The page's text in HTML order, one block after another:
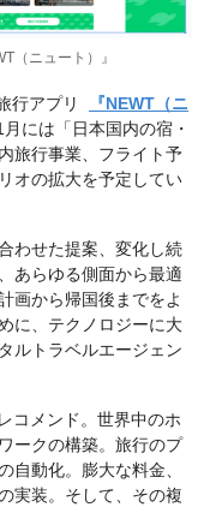
（ニュート）』
行アプリ
『NEWT（ニ
には「日本国内の宿・
旅行事業、フライト予
オの拡大を予定してい
わせた提案、変化し続
あらゆる側面から最適
画から帰国後までをよ
に、テクノロジーに大
ルトラベルエージェン
コメンド。世界中のホ
ークの構築。旅行のプ
自動化。膨大な料金、
実装。そして、その複